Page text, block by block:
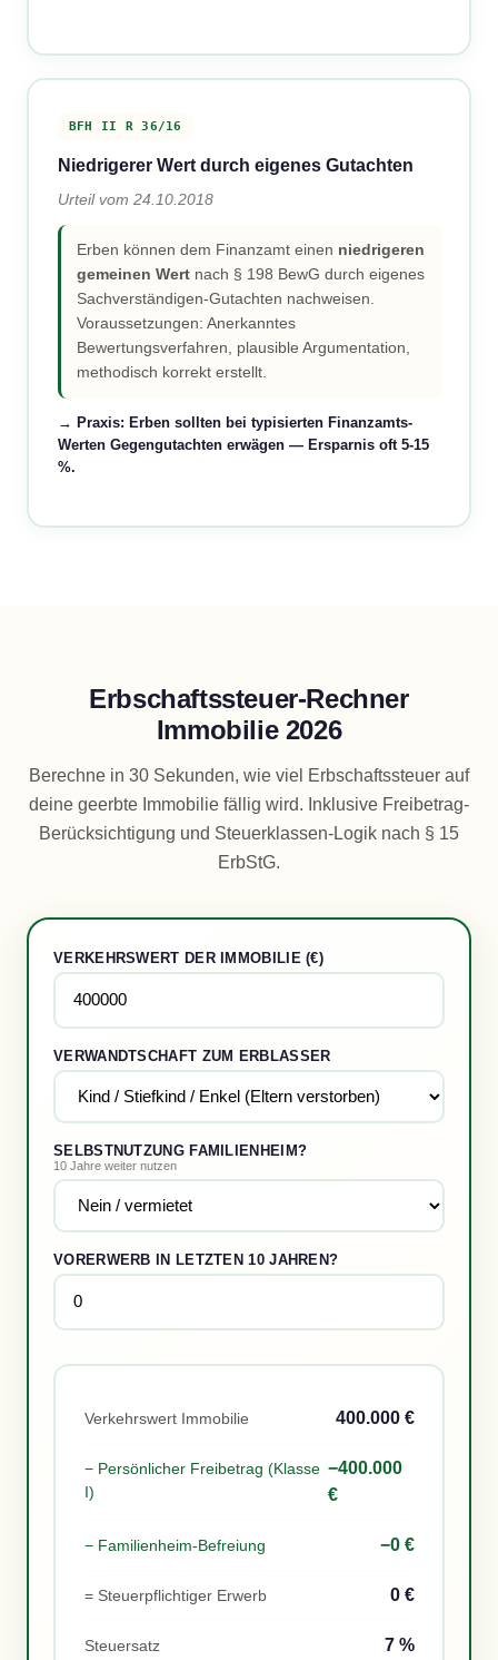
BFH II R 36/16
Niedrigerer Wert durch eigenes Gutachten
Urteil vom 24.10.2018
Erben können dem Finanzamt einen niedrigeren
gemeinen Wertnach § 198 BewG durch eigenes
Sachverständigen-Gutachten nachweisen.
Voraussetzungen: Anerkanntes
Bewertungsverfahren, plausible Argumentation,
methodisch korrekt erstellt.
→ Praxis: Erben sollten bei typisierten Finanzamts-
Werten Gegengutachten erwägen — Ersparnis oft 5-15
%.
Erbschaftssteuer-Rechner
Immobilie 2026
Berechne in 30 Sekunden, wie viel Erbschaftssteuer auf
deine geerbte Immobilie fällig wird. Inklusive Freibetrag-
Berücksichtigung und Steuerklassen-Logik nach § 15
ErbStG.
VERKEHRSWERT DER IMMOBILIE (€)
VERWANDTSCHAFT ZUM ERBLASSER
SELBSTNUTZUNG FAMILIENHEIM?
10 Jahre weiter nutzen
VORERWERB IN LETZTEN 10 JAHREN?
Verkehrswert Immobilie 400.000 €
− Persönlicher Freibetrag (Klasse
I)
−400.000
€
− Familienheim-Befreiung −0 €
= Steuerpflichtiger Erwerb 0 €
Steuersatz 7 %